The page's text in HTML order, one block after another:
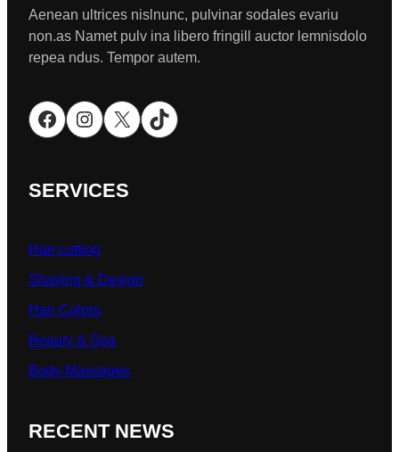
Aenean ultrices nislnunc, pulvinar sodales evariu
non.as Namet pulv ina libero fringill auctor lemnisdolo
repea ndus. Tempor autem.
Facebook Instagram X TikTok
SERVICES
Hair cutting
Shaving & Design
Hair Colors
Beauty & Spa
Body Massages
RECENT NEWS